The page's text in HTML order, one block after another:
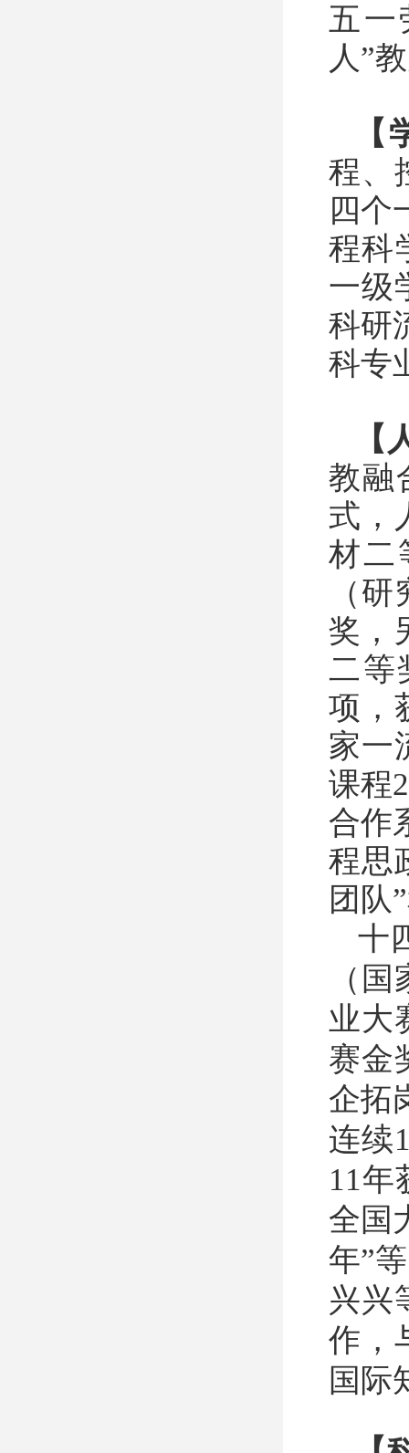
五一
人”
程、
四个
程科
一级
科研
科专
【
教融
式，
材二
（
奖，
二等
项，
家一
课程
合作
程思
团队
十
（
业大
赛金
企拓
连续
11年
全国
年”
兴兴
作，
国际